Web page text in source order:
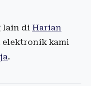
lain di Harian
elektronik kami
.